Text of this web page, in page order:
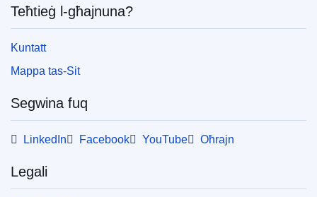
Teħtieġ l-għajnuna?
Kuntatt
Mappa tas-Sit
Segwina fuq
LinkedIn Facebook YouTube Oħrajn
Legali